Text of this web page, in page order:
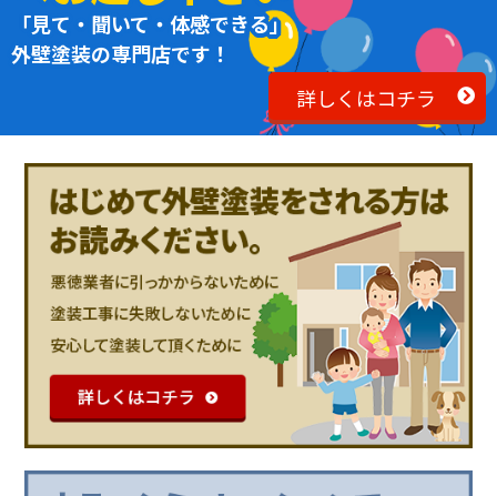
「見て・聞いて・体感できる」
外壁塗装の専門店です！
詳しくはコチラ